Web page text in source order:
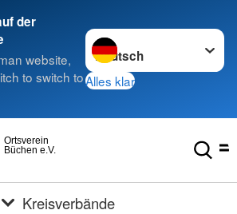
der
website,
to switch to
Sprache wechseln zu
Alles klar
Büchen e.V.
Ortsverein
Kreisverbände